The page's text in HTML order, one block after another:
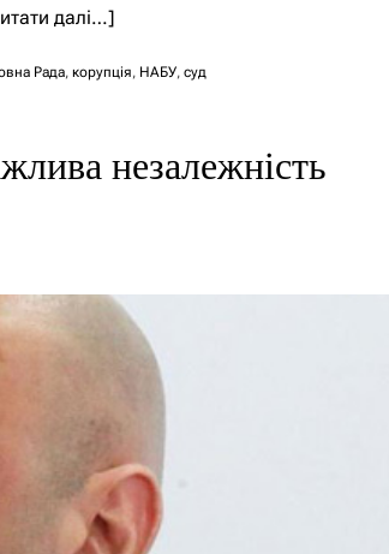
далі…]
Рада,корупція, НАБУ,суд
незалежність